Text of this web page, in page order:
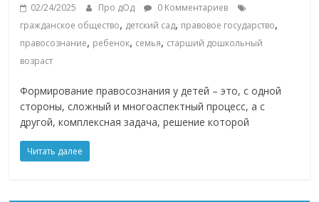
02/24/2025 Про дОд
0 Комментариев
гражданское общество, детский сад, правовое государство,
правосознание, ребенок, семья, старший дошкольный
возраст
Формирование правосознания у детей – это, с одной
стороны, сложный и многоаспектный процесс, а с
другой, комплексная задача, решение которой
Читать далее